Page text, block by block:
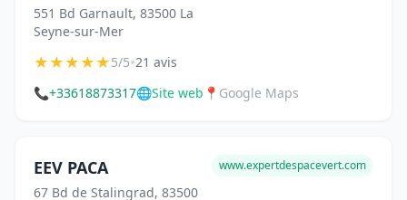
551 Bd Garnault, 83500 La
Seyne-sur-Mer
★★★★★5/5•21 avis
📞+33618873317🌐Site web 📍 Google Maps
EEV PACA
67 Bd de Stalingrad, 83500
www.expertdespacevert.com